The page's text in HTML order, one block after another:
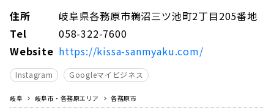
住所
岐阜県各務原市鵜沼三ツ池町2丁目205番地
Tel
058-322-7600
Website https://kissa-sanmyaku.com/
Instagram Googleマイビジネス
岐阜 岐阜市・各務原エリア
各務原市